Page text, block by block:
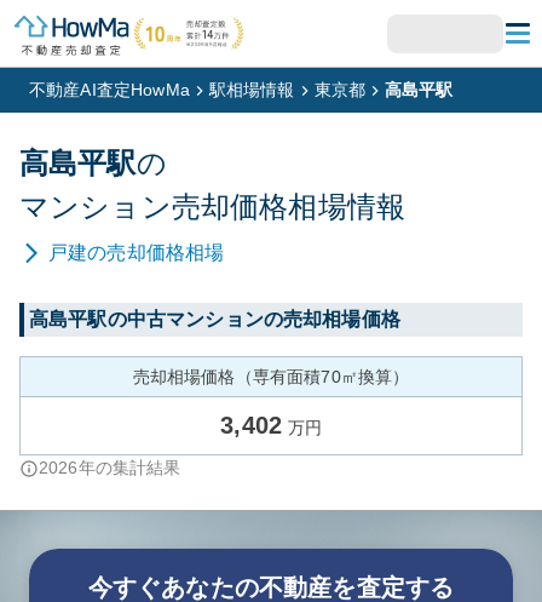
不動産AI査定HowMa 駅相場情報 東京都 高島平駅
高島平駅の
マンション売却価格相場情報
戸建の売却価格相場
高島平駅の中古マンションの売却相場価格
売却相場価格（専有面積70㎡換算）
3,402 万円
2026年の集計結果
今すぐあなたの不動産を査定する